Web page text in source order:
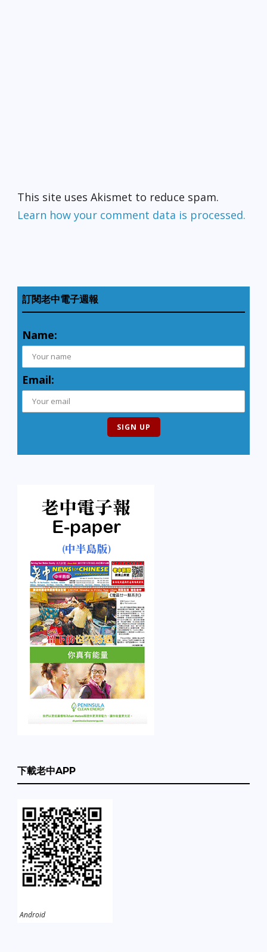
This site uses Akismet to reduce spam.
Learn how your comment data is processed.
訂閱老中電子週報
Name:
Email:
下載老中APP
Android